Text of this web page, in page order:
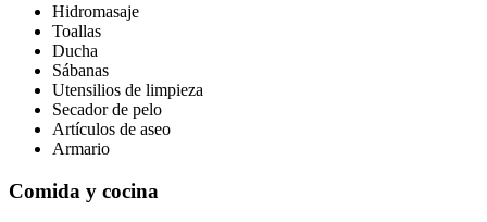
Hidromasaje
Toallas
Ducha
Sábanas
Utensilios de limpieza
Secador de pelo
Artículos de aseo
Armario
Comida y cocina